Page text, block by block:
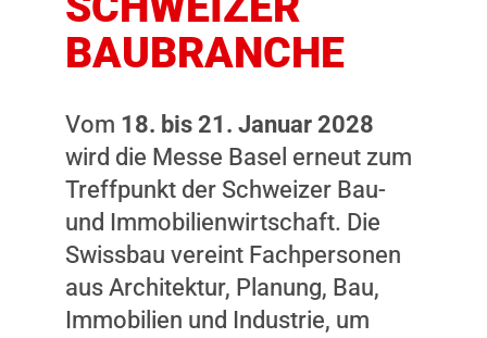
BAUBRANCHE
Vom 18. bis 21. Januar 2028
wird die Messe Basel erneut zum
Treffpunkt der Schweizer Bau-
und Immobilienwirtschaft. Die
Swissbau vereint Fachpersonen
aus Architektur, Planung, Bau,
Immobilien und Industrie, um